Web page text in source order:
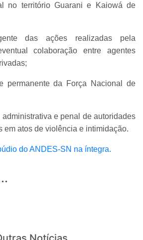
no território Guarani e Kaiowá de
das ações realizadas pela
colaboração entre agentes
permanente da Força Nacional de
e penal de autoridades
em atos de violência e intimidação.
do ANDES-SN na íntegra.